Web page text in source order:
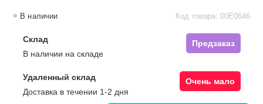
В наличии Код товара: 00E0646
Склад
Предзаказ
В наличии на складе
Удаленный склад
Очень мало
Доставка в течении 1-2 дня